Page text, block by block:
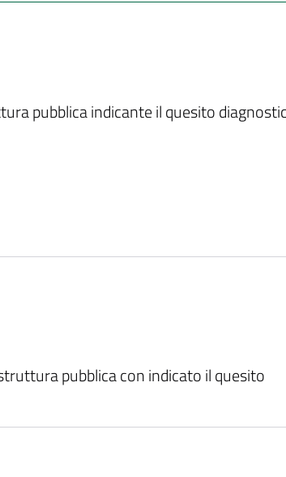
pubblica indicante il quesito
pubblica con indicato il quesito